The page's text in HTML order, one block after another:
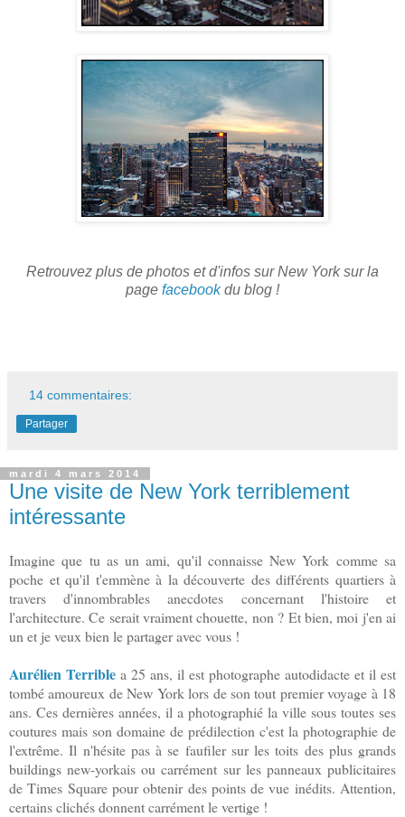
Retrouvez plus de photos et d'infos sur New York sur la
page facebookdu blog !
14 commentaires:
Partager
mardi 4 mars 2014
Une visite de New York terriblement
intéressante
Imagine que tu as un ami, qu'il connaisse New York comme sa
poche et qu'il t'emmène à la découverte des différents quartiers à
travers d'innombrables anecdotes concernant l'histoire et
l'architecture. Ce serait vraiment chouette, non ? Et bien, moi j'en ai
un et je veux bien le partager avec vous !
Aurélien Terrible a 25 ans, il est photographe autodidacte et il est
tombé amoureux de New York lors de son tout premier voyage à 18
ans. Ces dernières années, il a photographié la ville sous toutes ses
coutures mais son domaine de prédilection c'est la photographie de
l'extrême. Il n'hésite pas à se faufiler sur les toits des plus grands
buildings new-yorkais ou carrément sur les panneaux publicitaires
de Times Square pour obtenir des points de vue inédits. Attention,
certains clichés donnent carrément le vertige !